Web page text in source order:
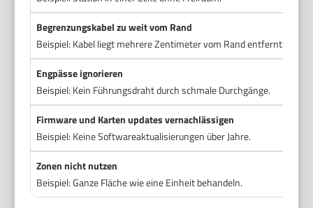
Begrenzungskabel zu weit vom Rand
Beispiel: Kabel liegt mehrere Zentimeter vom Rand entfernt.
Engpässe ignorieren
Beispiel: Kein Führungsdraht durch schmale Durchgänge.
Firmware und Karten updates vernachlässigen
Beispiel: Keine Softwareaktualisierungen über Jahre.
Zonen nicht nutzen
Beispiel: Ganze Fläche wie eine Einheit behandeln.